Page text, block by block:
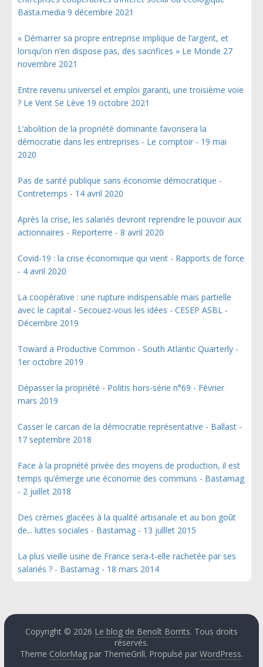
Basta.media 9 décembre 2021
« Démarrer sa propre entreprise implique de l’argent, et
lorsqu’on n’en dispose pas, des sacrifices » Le Monde 27
novembre 2021
Entre revenu universel et emploi garanti, une troisième voie
? Le Vent Se Lève 19 octobre 2021
L’abolition de la propriété dominante favorisera la
démocratie dans les entreprises - Le comptoir - 19 mai
2020
Pas de santé publique sans économie démocratique -
Contretemps - 14 avril 2020
Après la crise, les salariés devront reprendre le pouvoir aux
actionnaires - Reporterre - 8 avril 2020
Covid-19 : la crise économique qui vient - Rapports de force
- 4 avril 2020
La coopérative : une rupture indispensable mais partielle
avec le capital - Secouez-vous les idées - CESEP ASBL -
Décembre 2019
Toward a Productive Common - South Atlantic Quarterly -
1er octobre 2019
Dépasser la propriété - Politis hors-série n°69 - Février
mars 2019
Casser le carcan de la démocratie représentative - Ballast -
17 septembre 2018
Face à la propriété privée des moyens de production, il est
temps qu’émerge une économie des communs - Bastamag
- 2 juillet 2018
Des crèmes glacées à la qualité artisanale et au bon goût
de... luttes sociales - Bastamag - 13 julllet 2015
La plus vieille usine de France sera-t-elle rachetée par ses
salariés ? - Bastamag - 18 mars 2014
Copyright © 2026 Le blog de Benoît Borrits. Tous droits
réservés.
Theme ColorMagpar ThemeGrill. Propulsé par WordPress.